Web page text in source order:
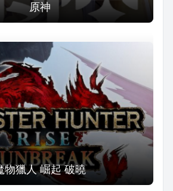
原神
物獵人 崛起 破曉